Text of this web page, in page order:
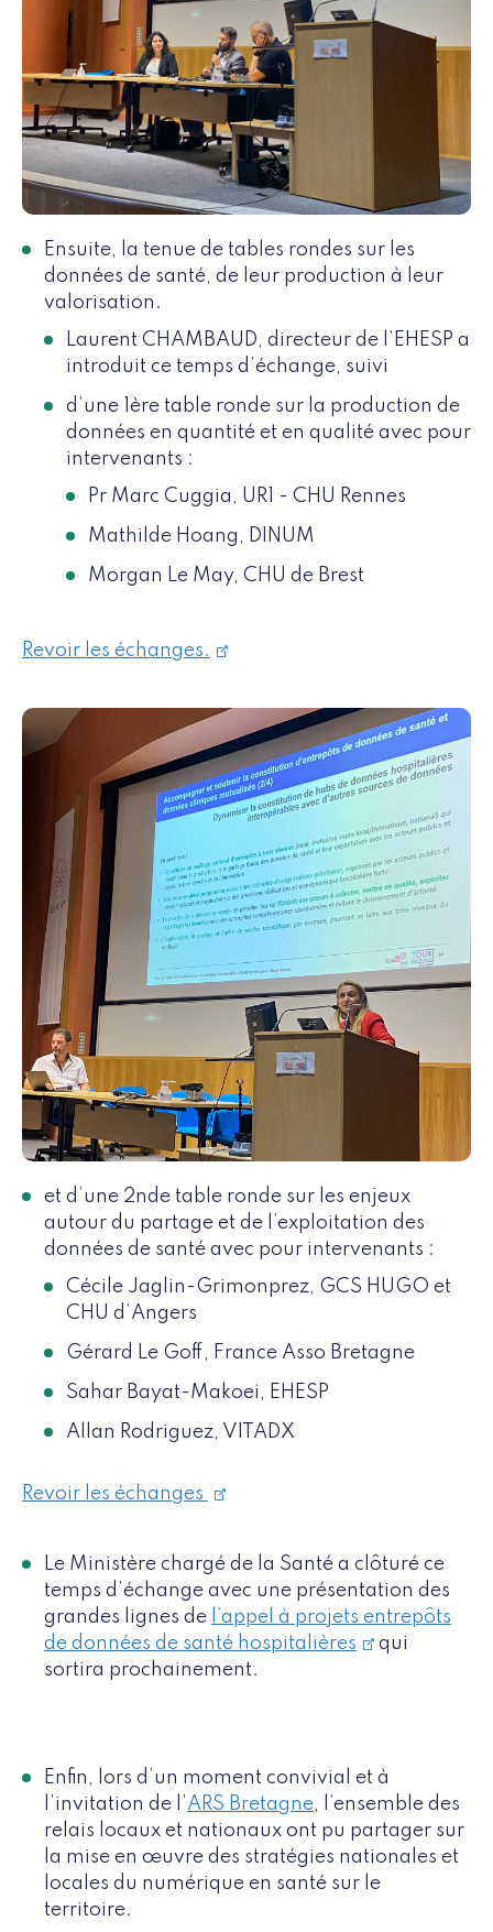
Ensuite, la tenue de tables rondes sur les
données de santé, de leur production à leur
valorisation.
Laurent CHAMBAUD, directeur de l’EHESP a
introduit ce temps d’échange, suivi
d’une 1ère table ronde sur la production de
données en quantité et en qualité avec pour
intervenants :
Pr Marc Cuggia, UR1 - CHU Rennes
Mathilde Hoang, DINUM
Morgan Le May, CHU de Brest
Revoir les échanges.
et d’une 2nde table ronde sur les enjeux
autour du partage et de l’exploitation des
données de santé avec pour intervenants :
Cécile Jaglin-Grimonprez, GCS HUGO et
CHU d’Angers
Gérard Le Goff, France Asso Bretagne
Sahar Bayat-Makoei, EHESP
Allan Rodriguez, VITADX
Revoir les échanges
Le Ministère chargé de la Santé a clôturé ce
temps d’échange avec une présentation des
grandes lignes de
l’appel à projets entrepôts
de données de santé hospitalières
qui
sortira prochainement.
Enfin, lors d’un moment convivial et à
l’invitation de l’ARS Bretagne, l’ensemble des
relais locaux et nationaux ont pu partager sur
la mise en œuvre des stratégies nationales et
locales du numérique en santé sur le
territoire.